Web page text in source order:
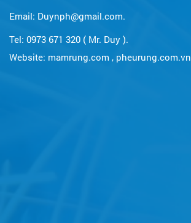
Email: Duynph@gmail.com.
Tel: 0973 671 320 ( Mr. Duy ).
Website: mamrung.com , pheurung.com.vn